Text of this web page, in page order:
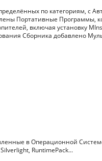
по категориям, с
Портативные Программы,
включая установку
Сборника добавлено
в Операционной
RuntimePack...